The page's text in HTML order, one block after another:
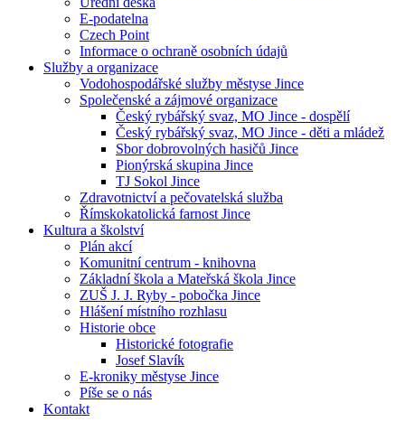
E-podatelna
Czech Point
Informace o ochraně osobních údajů
Služby a organizace
Vodohospodářské služby městyse Jince
Společenské a zájmové organizace
Český rybářský svaz, MO Jince - dospělí
Český rybářský svaz, MO Jince - děti a mládež
Sbor dobrovolných hasičů Jince
Pionýrská skupina Jince
TJ Sokol Jince
Zdravotnictví a pečovatelská služba
Římskokatolická farnost Jince
Kultura a školství
Plán akcí
Komunitní centrum - knihovna
Základní škola a Mateřská škola Jince
ZUŠ J. J. Ryby - pobočka Jince
Hlášení místního rozhlasu
Historie obce
Historické fotografie
Josef Slavík
E-kroniky městyse Jince
Píše se o nás
Kontakt